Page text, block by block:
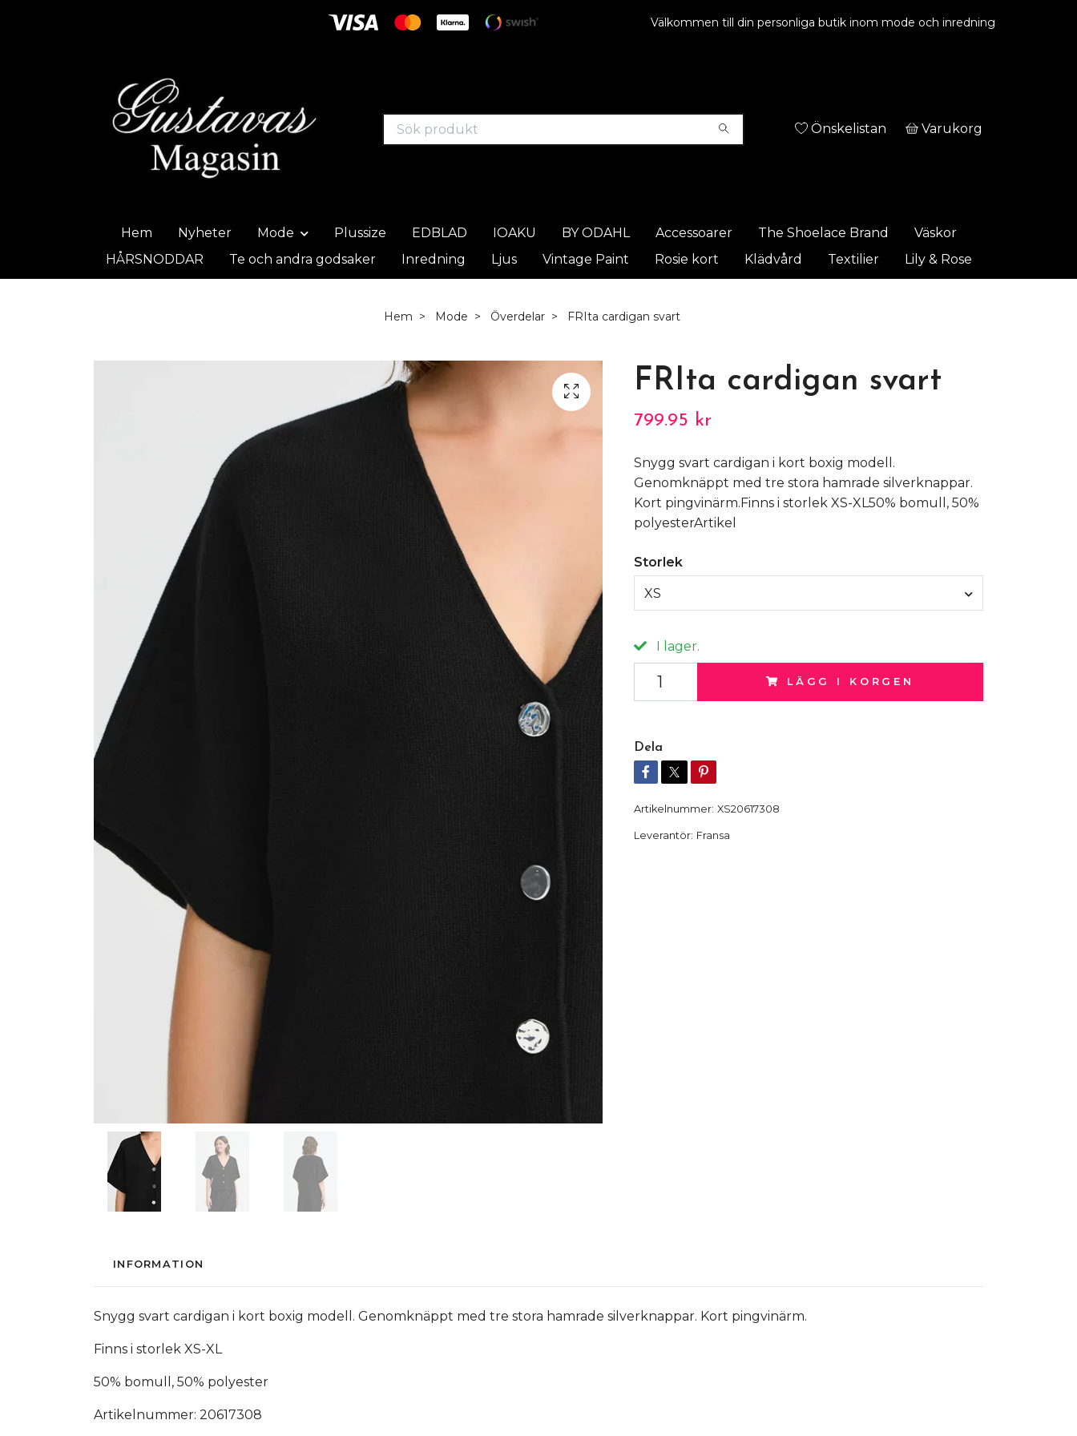
Välkommen till din personliga butik inom mode och inredning
Önskelistan Varukorg
Hem Nyheter Mode Plussize EDBLAD IOAKU BY ODAHL Accessoarer The Shoelace Brand
Väskor
HÅRSNODDAR
Te och andra godsaker Inredning Ljus Vintage Paint Rosie kort Klädvård Textilier Lily & Rose
Hem Mode Överdelar FRIta cardigan svart
FRIta cardigan svart
799.95 kr
Snygg svart cardigan i kort boxig modell.
Genomknäppt med tre stora hamrade silverknappar.
Kort pingvinärm.Finns i storlek XS-XL50% bomull, 50%
polyesterArtikel
Storlek
XS
I lager.
LÄGG I KORGEN
Dela
Artikelnummer: XS20617308
Leverantör: Fransa
INFORMATION
Snygg svart cardigan i kort boxig modell. Genomknäppt med tre stora hamrade silverknappar. Kort pingvinärm.
Finns i storlek XS-XL
50% bomull, 50% polyester
Artikelnummer: 20617308